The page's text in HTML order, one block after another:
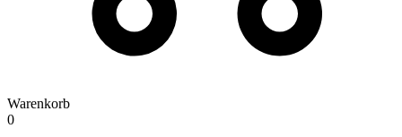
Warenkorb
0